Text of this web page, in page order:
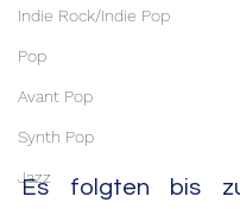
Indie Rock/Indie Pop
Pop
Avant Pop
Synth Pop
Jazz
Es folgten bis